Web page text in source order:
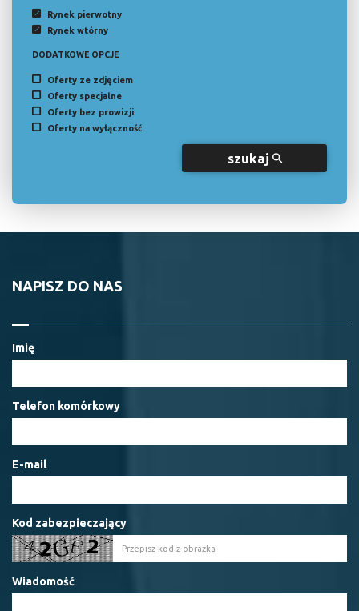
Rynek pierwotny
Rynek wtórny
DODATKOWE OPCJE
Oferty ze zdjęciem
Oferty specjalne
Oferty bez prowizji
Oferty na wyłączność
szukaj
NAPISZ DO NAS
Imię
Telefon komórkowy
E-mail
Kod zabezpieczający
Wiadomość